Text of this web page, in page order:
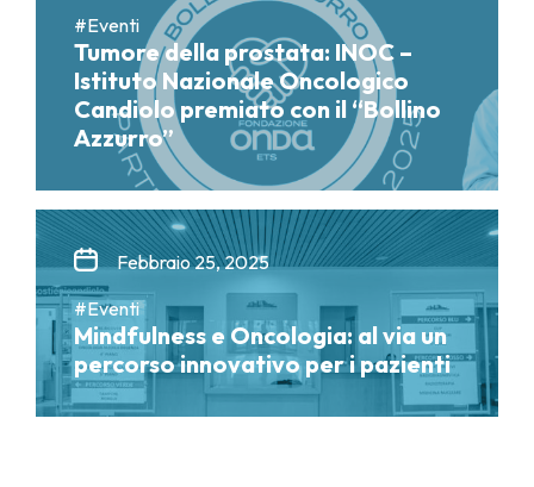
#Eventi
Tumore della prostata: INOC –
Istituto Nazionale Oncologico
Candiolo premiato con il “Bollino
Azzurro”
Febbraio 25, 2025
#Eventi
Mindfulness e Oncologia: al via un
percorso innovativo per i pazienti